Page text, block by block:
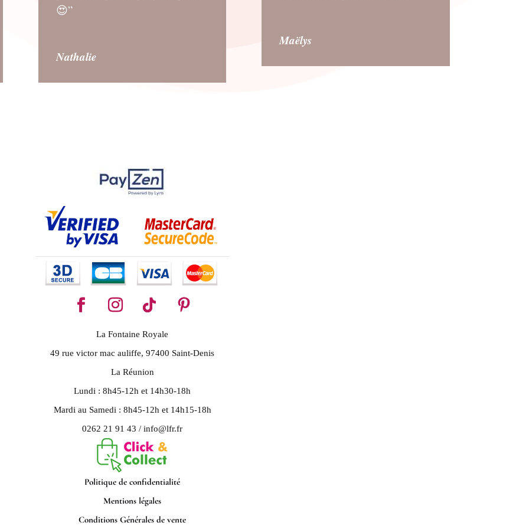
😍”
Nathalie
Maëlys
La Fontaine Royale
49 rue victor mac auliffe, 97400 Saint-Denis
La Réunion
Lundi : 8h45-12h et 14h30-18h
Mardi au Samedi : 8h45-12h et 14h15-18h
0262 21 91 43 / info@lfr.fr
Politique de confidentialité
Mentions légales
Conditions Générales de vente